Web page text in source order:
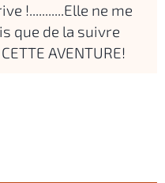
!...........Elle ne me
que de la suivre
AVENTURE!